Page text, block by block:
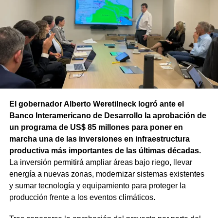
técnico que definirá los tramos de la Ruta Nacional N°
151 donde se aplicarán 5.000 toneladas de mezcla
asfáltica en caliente, una obra destinada a recuperar los
sectores más deteriorados y mejorar las condiciones de
transitabilidad.
El gobernador Alberto Weretilneck logró ante el
Banco Interamericano de Desarrollo la aprobación de
un programa de US$ 85 millones para poner en
marcha una de las inversiones en infraestructura
productiva más importantes de las últimas décadas.
La inversión permitirá ampliar áreas bajo riego, llevar
energía a nuevas zonas, modernizar sistemas existentes
y sumar tecnología y equipamiento para proteger la
producción frente a los eventos climáticos.